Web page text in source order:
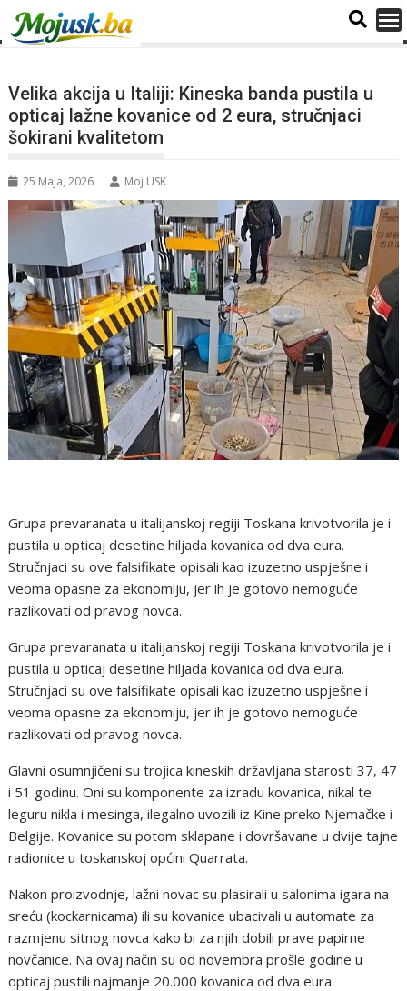
Velika akcija u Italiji: Kineska banda pustila u
opticaj lažne kovanice od 2 eura, stručnjaci
šokirani kvalitetom
25 Maja, 2026 Moj USK
Grupa prevaranata u italijanskoj regiji Toskana krivotvorila je i
pustila u opticaj desetine hiljada kovanica od dva eura.
Stručnjaci su ove falsifikate opisali kao izuzetno uspješne i
veoma opasne za ekonomiju, jer ih je gotovo nemoguće
razlikovati od pravog novca.
Grupa prevaranata u italijanskoj regiji Toskana krivotvorila je i
pustila u opticaj desetine hiljada kovanica od dva eura.
Stručnjaci su ove falsifikate opisali kao izuzetno uspješne i
veoma opasne za ekonomiju, jer ih je gotovo nemoguće
razlikovati od pravog novca.
Glavni osumnjičeni su trojica kineskih državljana starosti 37, 47
i 51 godinu. Oni su komponente za izradu kovanica, nikal te
leguru nikla i mesinga, ilegalno uvozili iz Kine preko Njemačke i
Belgije. Kovanice su potom sklapane i dovršavane u dvije tajne
radionice u toskanskoj općini Quarrata.
Nakon proizvodnje, lažni novac su plasirali u salonima igara na
sreću (kockarnicama) ili su kovanice ubacivali u automate za
razmjenu sitnog novca kako bi za njih dobili prave papirne
novčanice. Na ovaj način su od novembra prošle godine u
opticaj pustili najmanje 20.000 kovanica od dva eura.